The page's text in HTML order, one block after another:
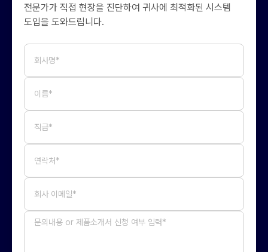
전문가가 직접 현장을 진단하여 귀사에 최적화된 시스템
도입을 도와드립니다.
회사명*
이름*
직급*
연락처*
회사 이메일*